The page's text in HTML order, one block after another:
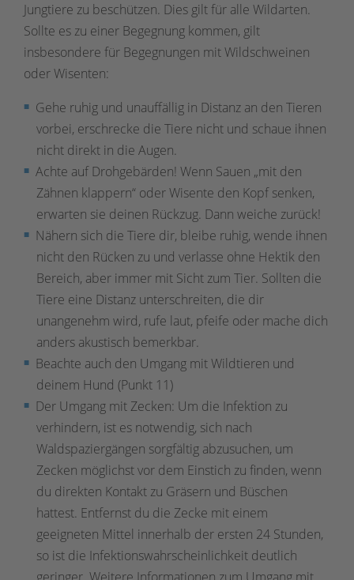
Jungtiere zu beschützen. Dies gilt für alle Wildarten.
Sollte es zu einer Begegnung kommen, gilt
insbesondere für Begegnungen mit Wildschweinen
oder Wisenten:
Gehe ruhig und unauffällig in Distanz an den Tieren
vorbei, erschrecke die Tiere nicht und schaue ihnen
nicht direkt in die Augen.
Achte auf Drohgebärden! Wenn Sauen „mit den
Zähnen klappern“ oder Wisente den Kopf senken,
erwarten sie deinen Rückzug. Dann weiche zurück!
Nähern sich die Tiere dir, bleibe ruhig, wende ihnen
nicht den Rücken zu und verlasse ohne Hektik den
Bereich, aber immer mit Sicht zum Tier. Sollten die
Tiere eine Distanz unterschreiten, die dir
unangenehm wird, rufe laut, pfeife oder mache dich
anders akustisch bemerkbar.
Beachte auch den Umgang mit Wildtieren und
deinem Hund (Punkt 11)
Der Umgang mit Zecken: Um die Infektion zu
verhindern, ist es notwendig, sich nach
Waldspaziergängen sorgfältig abzusuchen, um
Zecken möglichst vor dem Einstich zu finden, wenn
du direkten Kontakt zu Gräsern und Büschen
hattest. Entfernst du die Zecke mit einem
geeigneten Mittel innerhalb der ersten 24 Stunden,
so ist die Infektionswahrscheinlichkeit deutlich